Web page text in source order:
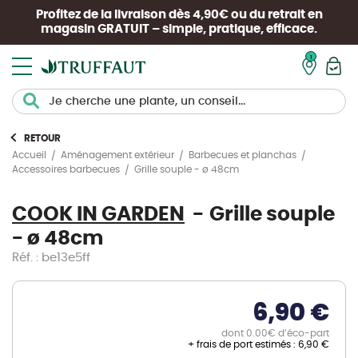
Profitez de la livraison dès 4,90€ ou du retrait en
magasin GRATUIT – simple, pratique, efficace.
RETOUR
Accueil
Aménagement extérieur
Barbecues et planchas
Accessoires barbecues
Grille souple - ø 48cm
COOK IN GARDEN
Grille souple
- ø 48cm
Réf. : be13e5ff
6,90 €
dont 0.00€ d’éco-part
+ frais de port estimés : 6,90 €